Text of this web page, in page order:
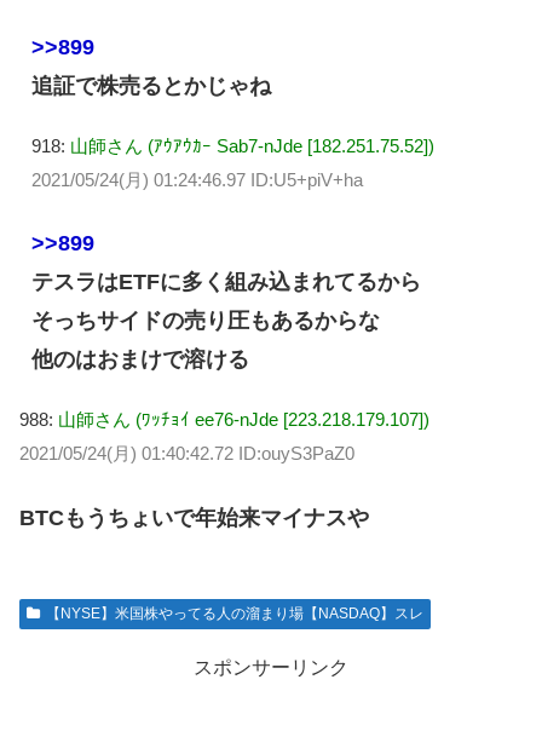
>>899
追証で株売るとかじゃね
918: 山師さん (ｱｳｱｳｶｰ Sab7-nJde [182.251.75.52])
2021/05/24(月) 01:24:46.97 ID:U5+piV+ha
>>899
テスラはETFに多く組み込まれてるから
そっちサイドの売り圧もあるからな
他のはおまけで溶ける
988: 山師さん (ﾜｯﾁｮｲ ee76-nJde [223.218.179.107])
2021/05/24(月) 01:40:42.72 ID:ouyS3PaZ0
BTCもうちょいで年始来マイナスや
【NYSE】米国株やってる人の溜まり場【NASDAQ】スレ
スポンサーリンク